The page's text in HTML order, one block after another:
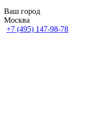
Ваш город
Москва
+7 (495) 147-98-78